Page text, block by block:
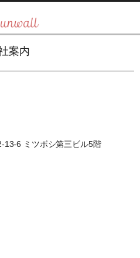
案内
13-6 ミツボシ第三ビル5階